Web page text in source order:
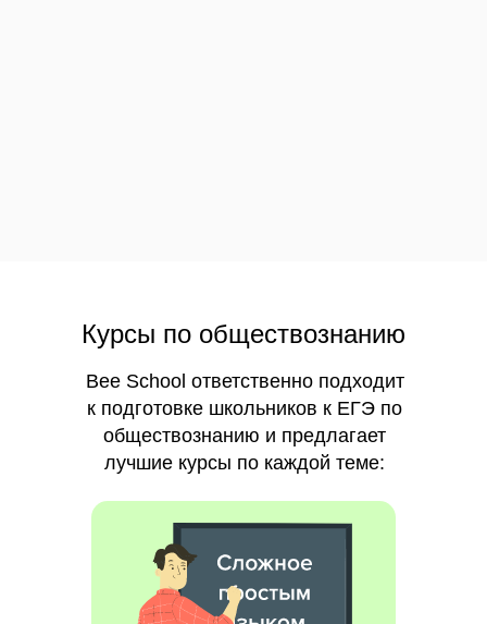
Курсы по обществознанию
Bee School ответственно подходит
к подготовке школьников к ЕГЭ по
обществознанию и предлагает
лучшие курсы по каждой теме: